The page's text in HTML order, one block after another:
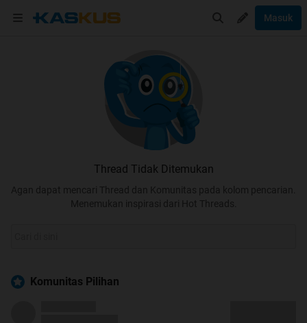
Masuk
Thread Tidak Ditemukan
Agan dapat mencari Thread dan Komunitas pada kolom pencarian.
Menemukan inspirasi dari Hot Threads.
Komunitas Pilihan